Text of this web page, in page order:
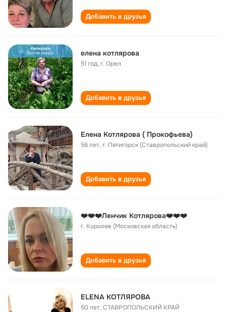
Добавить в друзья
елена котлярова
51 год,г. Орел
Добавить в друзья
Елена Котлярова ( Прокофьева)
56 лет,г. Пятигорск (Ставропольский край)
Добавить в друзья
❤️❤️❤️Ленчик Котлярова❤️❤️❤️
г. Королев (Московская область)
Добавить в друзья
ELENA КОТЛЯРОВА
50 лет,СТАВРОПОЛЬСКИЙ КРАЙ